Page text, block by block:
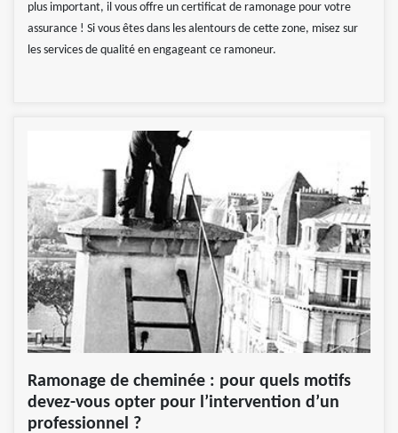
plus important, il vous offre un certificat de ramonage pour votre
assurance ! Si vous êtes dans les alentours de cette zone, misez sur
les services de qualité en engageant ce ramoneur.
Ramonage de cheminée : pour quels motifs
devez-vous opter pour l’intervention d’un
professionnel ?